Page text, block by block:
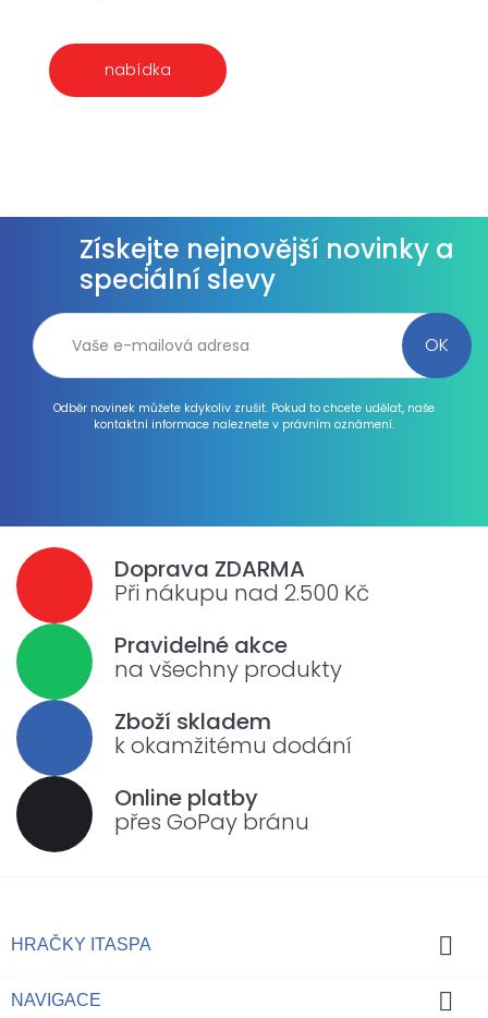
nabídka
Získejte nejnovější novinky a
speciální slevy
Odběr novinek můžete kdykoliv zrušit. Pokud to chcete udělat, naše
kontaktní informace naleznete v právním oznámení.
Doprava ZDARMA
Při nákupu nad 2.500 Kč
Pravidelné akce
na všechny produkty
Zboží skladem
k okamžitému dodání
Online platby
přes GoPay bránu
HRAČKY ITASPA 
NAVIGACE 